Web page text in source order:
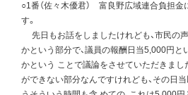
○1番（佐々木優君） 富良野広域連合負担金
す。
先日もお話をしましたけれども、市民の
かという部分で、議員の報酬日当5,000円と
かという ことで議論をさせていただきまし
ができない部分なんですけれども、その日